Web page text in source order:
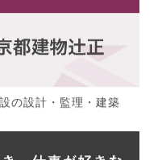
の設計・監理・建築